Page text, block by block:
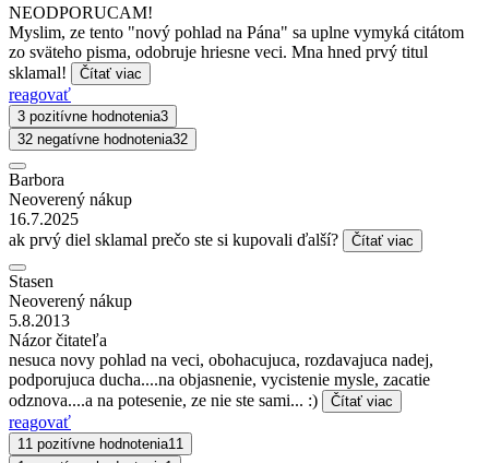
NEODPORUCAM!
Myslim, ze tento "nový pohlad na Pána" sa uplne vymyká citátom
zo sväteho pisma, odobruje hriesne veci. Mna hned prvý titul
sklamal!
Čítať viac
reagovať
3 pozitívne hodnotenia3
32 negatívne hodnotenia32
Barbora
Neoverený nákup
16.7.2025
ak prvý diel sklamal prečo ste si kupovali ďalší?
Čítať viac
Stasen
Neoverený nákup
5.8.2013
Názor čitateľa
nesuca novy pohlad na veci, obohacujuca, rozdavajuca nadej,
podporujuca ducha....na objasnenie, vycistenie mysle, zacatie
odznova....a na potesenie, ze nie ste sami... :)
Čítať viac
reagovať
11 pozitívne hodnotenia11